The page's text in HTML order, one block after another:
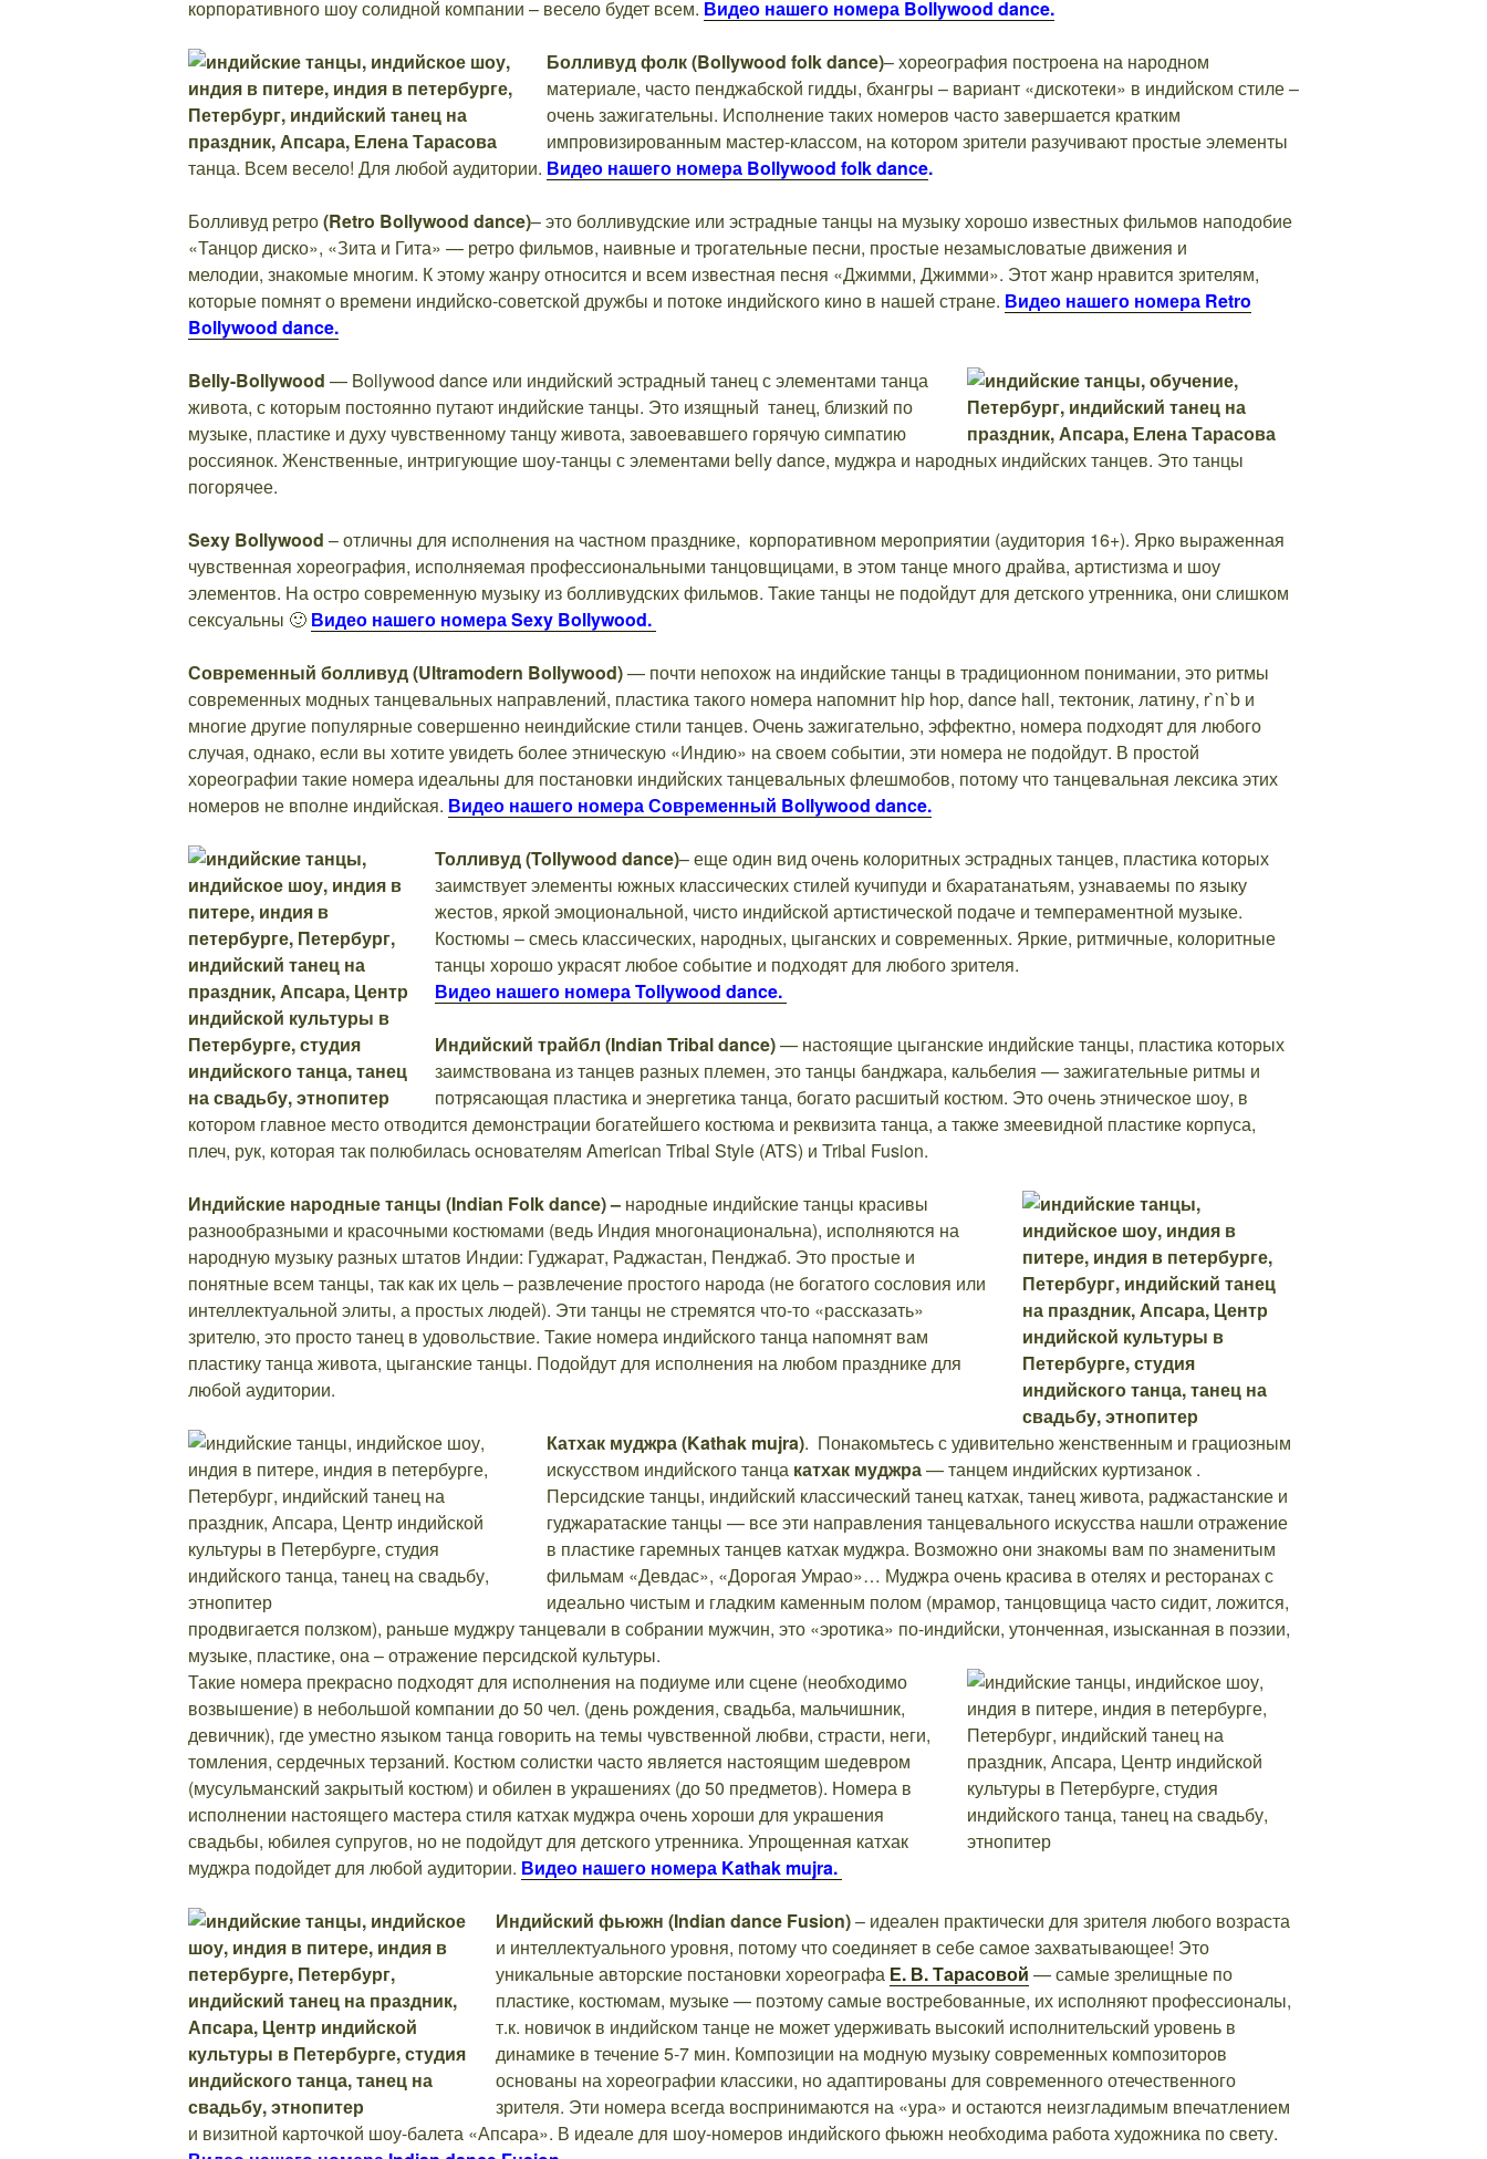
корпоративного шоу солидной компании – весело будет всем. Видео нашего номера Bollywood dance.
Болливуд фолк(Bollywood folk dance)– хореография построена на народном
материале, часто пенджабской гидды, бхангры – вариант «дискотеки» в индийском стиле –
очень зажигательны. Исполнение таких номеров часто завершается кратким
импровизированным мастер-классом, на котором зрители разучивают простые элементы
танца. Всем весело! Для любой аудитории. Видео нашего номера Bollywood folk dance.
Болливуд ретро(Retro Bollywood dance)– это болливудские или эстрадные танцы на музыку хорошо известных фильмов наподобие
«Танцор диско», «Зита и Гита» — ретро фильмов, наивные и трогательные песни, простые незамысловатые движения и
мелодии, знакомые многим. К этому жанру относится и всем известная песня «Джимми, Джимми». Этот жанр нравится зрителям,
которые помнят о времени индийско-советской дружбы и потоке индийского кино в нашей стране. Видео нашего номера Retro
Bollywood dance.
Belly-Bollywood — Bollywood dance или индийский эстрадный танец с элементами танца
живота, с которым постоянно путают индийские танцы. Это изящный танец, близкий по
музыке, пластике и духу чувственному танцу живота, завоевавшего горячую симпатию
россиянок. Женственные, интригующие шоу-танцы с элементами belly dance, муджра и народных индийских танцев. Это танцы
погорячее.
Sexy Bollywood – отличны для исполнения на частном празднике, корпоративном мероприятии (аудитория 16+). Ярко выраженная
чувственная хореография, исполняемая профессиональными танцовщицами, в этом танце много драйва, артистизма и шоу
элементов. На остро современную музыку из болливудских фильмов. Такие танцы не подойдут для детского утренника, они слишком
сексуальны 🙂 Видео нашего номера Sexy Bollywood.
Современный болливуд (Ultramodern Bollywood)— почти непохож на индийские танцы в традиционном понимании, это ритмы
современных модных танцевальных направлений, пластика такого номера напомнит hip hop, dance hall, тектоник, латину, r`n`b и
многие другие популярные совершенно неиндийские стили танцев. Очень зажигательно, эффектно, номера подходят для любого
случая, однако, если вы хотите увидеть более этническую «Индию» на своем событии, эти номера не подойдут. В простой
хореографии такие номера идеальны для постановки индийских танцевальных флешмобов, потому что танцевальная лексика этих
номеров не вполне индийская. Видео нашего номера Современный Bollywood dance.
Толливуд(Tollywood dance)– еще один вид очень колоритных эстрадных танцев, пластика которых
заимствует элементы южных классических стилей кучипуди и бхаратанатьям, узнаваемы по языку
жестов, яркой эмоциональной, чисто индийской артистической подаче и темпераментной музыке.
Костюмы – смесь классических, народных, цыганских и современных. Яркие, ритмичные, колоритные
танцы хорошо украсят любое событие и подходят для любого зрителя.
Видео нашего номера Tollywood dance.
Индийский трайбл (Indian Tribal dance)— настоящие цыганские индийские танцы, пластика которых
заимствована из танцев разных племен, это танцы банджара, кальбелия — зажигательные ритмы и
потрясающая пластика и энергетика танца, богато расшитый костюм. Это очень этническое шоу, в
котором главное место отводится демонстрации богатейшего костюма и реквизита танца, а также змеевидной пластике корпуса,
плеч, рук, которая так полюбилась основателям American Tribal Style (ATS) и Tribal Fusion.
Индийские народные танцы (Indian Folk dance) – народные индийские танцы красивы
разнообразными и красочными костюмами (ведь Индия многонациональна), исполняются на
народную музыку разных штатов Индии: Гуджарат, Раджастан, Пенджаб. Это простые и
понятные всем танцы, так как их цель – развлечение простого народа (не богатого сословия или
интеллектуальной элиты, а простых людей). Эти танцы не стремятся что-то «рассказать»
зрителю, это просто танец в удовольствие. Такие номера индийского танца напомнят вам
пластику танца живота, цыганские танцы. Подойдут для исполнения на любом празднике для
любой аудитории.
Катхак муджра (Kathak mujra). Понакомьтесь с удивительно женственным и грациозным
искусством индийского танца катхак муджра— танцем индийских куртизанок .
Персидские танцы, индийский классический танец катхак, танец живота, раджастанские и
гуджаратаские танцы — все эти направления танцевального искусства нашли отражение
в пластике гаремных танцев катхак муджра. Возможно они знакомы вам по знаменитым
фильмам «Девдас», «Дорогая Умрао»… Муджра очень красива в отелях и ресторанах с
идеально чистым и гладким каменным полом (мрамор, танцовщица часто сидит, ложится,
продвигается ползком), раньше муджру танцевали в собрании мужчин, это «эротика» по-индийски, утонченная, изысканная в поэзии,
музыке, пластике, она – отражение персидской культуры.
Такие номера прекрасно подходят для исполнения на подиуме или сцене (необходимо
возвышение) в небольшой компании до 50 чел. (день рождения, свадьба, мальчишник,
девичник), где уместно языком танца говорить на темы чувственной любви, страсти, неги,
томления, сердечных терзаний. Костюм солистки часто является настоящим шедевром
(мусульманский закрытый костюм) и обилен в украшениях (до 50 предметов). Номера в
исполнении настоящего мастера стиля катхак муджра очень хороши для украшения
свадьбы, юбилея супругов, но не подойдут для детского утренника. Упрощенная катхак
муджра подойдет для любой аудитории. Видео нашего номера Kathak mujra.
Индийский фьюжн (Indian dance Fusion)– идеален практически для зрителя любого возраста
и интеллектуального уровня, потому что соединяет в себе самое захватывающее! Это
уникальные авторские постановки хореографа Е. В. Тарасовой — самые зрелищные по
пластике, костюмам, музыке — поэтому самые востребованные, их исполняют профессионалы,
т.к. новичок в индийском танце не может удерживать высокий исполнительский уровень в
динамике в течение 5-7 мин. Композиции на модную музыку современных композиторов
основаны на хореографии классики, но адаптированы для современного отечественного
зрителя. Эти номера всегда воспринимаются на «ура» и остаются неизгладимым впечатлением
и визитной карточкой шоу-балета «Апсара». В идеале для шоу-номеров индийского фьюжн необходима работа художника по свету.